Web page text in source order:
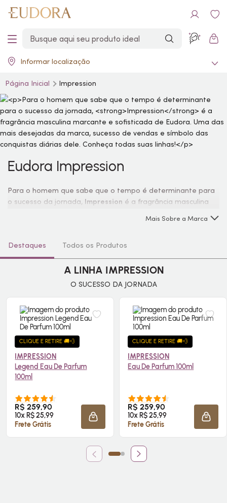
Informar localização
Página Inicial Impression
Eudora Impression
Para o homem que sabe que o tempo é determinante para
o sucesso da jornada, Impression é a fragrância masculina
da marca, sucesso de vendas e símbolo das conquistas
Mais Sobre a Marca
Destaques Todos os Produtos
A LINHA IMPRESSION
O SUCESSO DA JORNADA
CLIQUE E RETIRE 🚚💨
IMPRESSION
Legend Eau De Parfum
100ml
R$ 259,90
10x R$ 25,99
Frete Grátis
ADICIONAR À SACOLA
CLIQUE E RETIRE 🚚💨
IMPRESSION
Eau De Parfum100ml
R$ 259,90
10x R$ 25,99
Frete Grátis